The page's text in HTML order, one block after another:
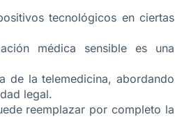
tecnológicos en ciertas
médica sensible es una
de la telemedicina, abordando
legal.
reemplazar por completo la